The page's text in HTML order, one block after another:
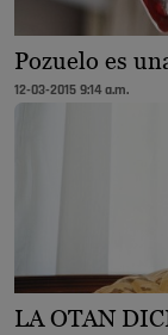
Pozuelo es
12-03-2015 9:14 a.m.
LA OTAN